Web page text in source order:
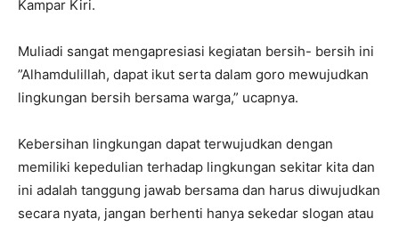
Kampar Kiri.
Muliadi sangat mengapresiasi kegiatan bersih- bersih ini
”Alhamdulillah, dapat ikut serta dalam goro mewujudkan
lingkungan bersih bersama warga,” ucapnya.
Kebersihan lingkungan dapat terwujudkan dengan
memiliki kepedulian terhadap lingkungan sekitar kita dan
ini adalah tanggung jawab bersama dan harus diwujudkan
secara nyata, jangan berhenti hanya sekedar slogan atau